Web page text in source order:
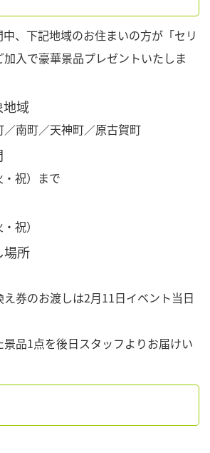
、下記地域のお住まいの方が「セリ
入で豪華景品プレゼントいたしま
域
南町／天神町／原古賀町
祝）まで
祝）
場所
券のお渡しは2月11日イベント当日
品1点を後日スタッフよりお届けい